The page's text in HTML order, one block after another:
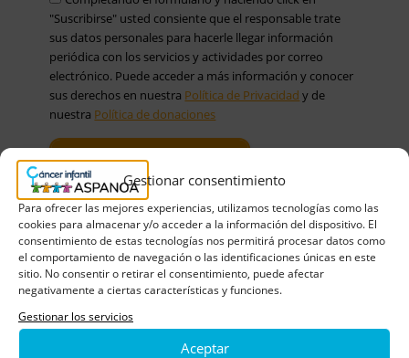
Gestionar consentimiento
Para ofrecer las mejores experiencias, utilizamos tecnologías como las
cookies para almacenar y/o acceder a la información del dispositivo. El
consentimiento de estas tecnologías nos permitirá procesar datos como
el comportamiento de navegación o las identificaciones únicas en este
sitio. No consentir o retirar el consentimiento, puede afectar
negativamente a ciertas características y funciones.
Gestionar los servicios
Aceptar
"Suscribirse" usted consiente que el responsable trate
sus datos personales para hacerle llegar información
periódica con los servicios y actividades por correo
electrónico. Puede acceder a más información y conocer
sus derechos en nuestra Política de Privacidad y de
nuestra Política de donaciones
Noticias relacionadas